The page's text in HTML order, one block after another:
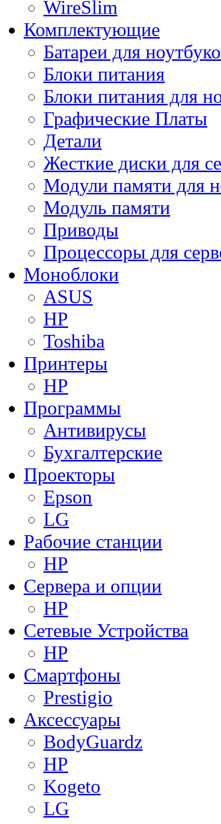
WireSlim
Комплектующие
Батареи для
Блоки питания
Блоки питания для
Графические Платы
Детали
Жесткие диски для
Модули памяти для
Модуль памяти
Приводы
Процессоры для
Моноблоки
ASUS
HP
Toshiba
Принтеры
HP
Программы
Антивирусы
Бухгалтерские
Проекторы
Epson
LG
Рабочие станции
HP
Сервера и опции
HP
Сетевые Устройства
HP
Смартфоны
Prestigio
Аксессуары
BodyGuardz
HP
Kogeto
LG